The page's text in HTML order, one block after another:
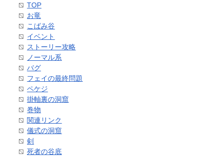
TOP
お竜
こばみ谷
イベント
ストーリー攻略
ノーマル系
バグ
フェイの最終問題
ペケジ
掛軸裏の洞窟
巻物
関連リンク
儀式の洞窟
剣
死者の谷底